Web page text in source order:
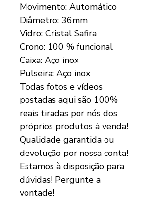
Movimento: Automático
Diâmetro: 36mm
Vidro: Cristal Safira
Crono: 100 % funcional
Caixa: Aço inox
Pulseira: Aço inox
Todas fotos e vídeos
postadas aqui são 100%
reais tiradas por nós dos
próprios produtos à venda!
Qualidade garantida ou
devolução por nossa conta!
Estamos à disposição para
dúvidas! Pergunte a
vontade!